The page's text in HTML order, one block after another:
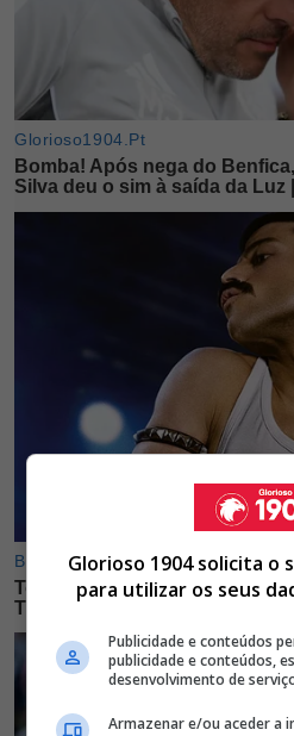
Glorioso 1904 solicita o
para utilizar os seus
Publicidade e conteúdos
publicidade e conteúdos,
desenvolvimento de
Armazenar e/ou aceder a